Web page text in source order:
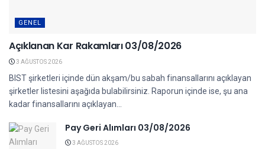
GENEL
Açıklanan Kar Rakamları 03/08/2026
3 AĞUSTOS 2026
BIST şirketleri içinde dün akşam/bu sabah finansallarını açıklayan
şirketler listesini aşağıda bulabilirsiniz. Raporun içinde ise, şu ana
kadar finansallarını açıklayan...
Pay Geri Alımları 03/08/2026
3 AĞUSTOS 2026